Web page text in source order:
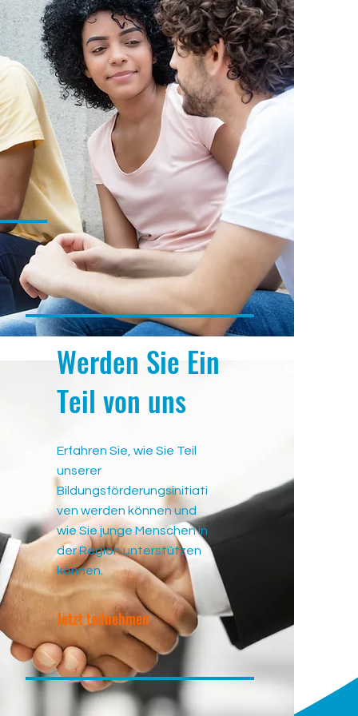
Werden Sie Ein
Teil von uns
Erfahren Sie, wie Sie Teil
unserer
Bildungsförderungsinitiati
ven werden können und
wie Sie junge Menschen in
der Region unterstützen
können.
Jetzt teilnehmen